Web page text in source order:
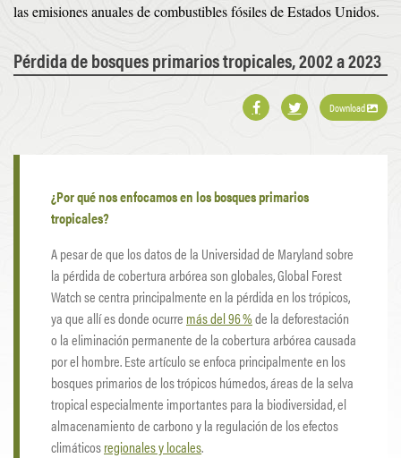
las emisiones anuales de combustibles fósiles de Estados Unidos.
Pérdida de bosques primarios tropicales, 2002 a 2023
Download
¿Por qué nos enfocamos en los bosques primarios
tropicales?
A pesar de que los datos de la Universidad de Maryland sobre
la pérdida de cobertura arbórea son globales, Global Forest
Watch se centra principalmente en la pérdida en los trópicos,
ya que allí es donde ocurre más del 96 %de la deforestación
o la eliminación permanente de la cobertura arbórea causada
por el hombre. Este artículo se enfoca principalmente en los
bosques primarios de los trópicos húmedos, áreas de la selva
tropical especialmente importantes para la biodiversidad, el
almacenamiento de carbono y la regulación de los efectos
climáticosregionales y locales.